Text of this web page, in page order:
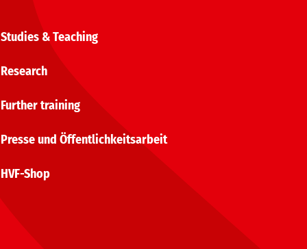
Studies & Teaching
Research
Further training
Presse und Öffentlichkeitsarbeit
HVF-Shop